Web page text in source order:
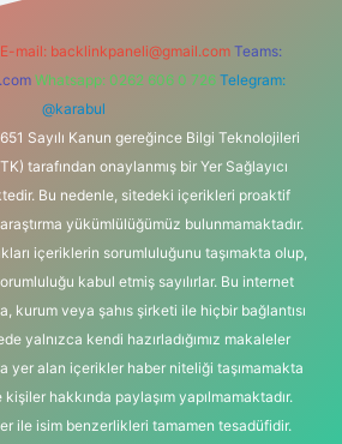
E-mail: backlinkpaneli@gmail.com Teams:
Whatsapp: 0262 606 0 726 Telegram:
@karabul
Sayılı Kanun gereğince Bilgi Teknolojileri
tarafından onaylanmış bir Yer Sağlayıcı
Bu nedenle, sitedeki içerikleri proaktif
yükümlülüğümüz bulunmamaktadır.
içeriklerin sorumluluğunu taşımakta olup,
kabul etmiş sayılırlar. Bu internet
kurum veya şahıs şirketi ile hiçbir bağlantısı
yalnızca kendi hazırladığımız makaleler
yer alan içerikler haber niteliği taşımamakta
hakkında paylaşım yapılmamaktadır.
ile isim benzerlikleri tamamen tesadüfidir.